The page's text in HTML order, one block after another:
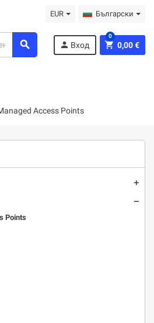
EUR Български
search person Вход shopping_cart 0,00 €
0
Access Points
add
remove
Points